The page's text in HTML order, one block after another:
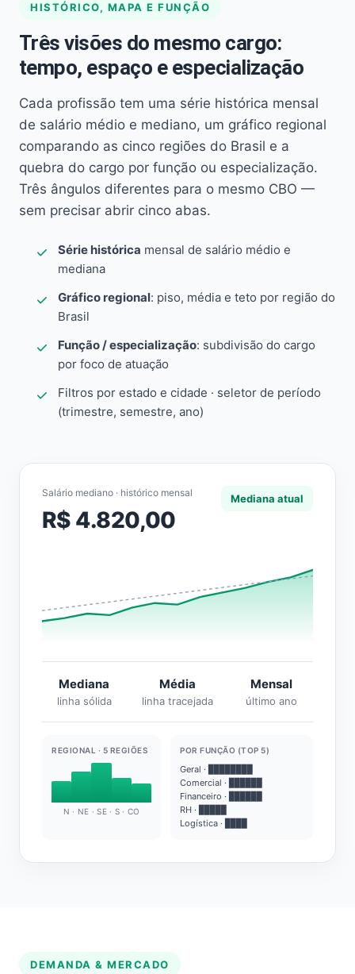
HISTÓRICO, MAPA E FUNÇÃO
Três visões do mesmo cargo:
tempo, espaço e especialização
Cada profissão tem uma série histórica mensal
de salário médio e mediano, um gráfico regional
comparando as cinco regiões do Brasil e a
quebra do cargo por função ou especialização.
Três ângulos diferentes para o mesmo CBO —
sem precisar abrir cinco abas.
Série histórica mensal de salário médio e
mediana
Gráfico regional: piso, média e teto por região do
Brasil
Função / especialização: subdivisão do cargo
por foco de atuação
Filtros por estado e cidade · seletor de período
(trimestre, semestre, ano)
Salário mediano · histórico mensal
R$ 4.820,00
Mediana atual
Mediana
linha sólida
Média
linha tracejada
Mensal
último ano
REGIONAL · 5 REGIÕES
N · NE · SE · S · CO
POR FUNÇÃO (TOP 5)
Geral · ████████
Comercial · ██████
Financeiro · ██████
RH · █████
Logística · ████
DEMANDA & MERCADO